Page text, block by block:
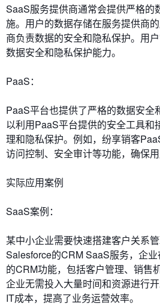
SaaS服务提供商通常会提供严格的
施。用户的数据存储在服务提供商
商负责数据的安全和隐私保护。用
数据安全和隐私保护能力。
PaaS：
PaaS平台也提供了严格的数据安全
以利用PaaS平台提供的安全工具和
理和隐私保护。例如，纷享销客
访问控制、安全审计等功能，确保
实际应用案例
SaaS案例：
某中小企业需要快速搭建客户关系
Salesforce的CRM SaaS服务，企
的CRM功能，包括客户管理、销售
企业无需投入大量时间和资源进行
IT成本，提高了业务运营效率。